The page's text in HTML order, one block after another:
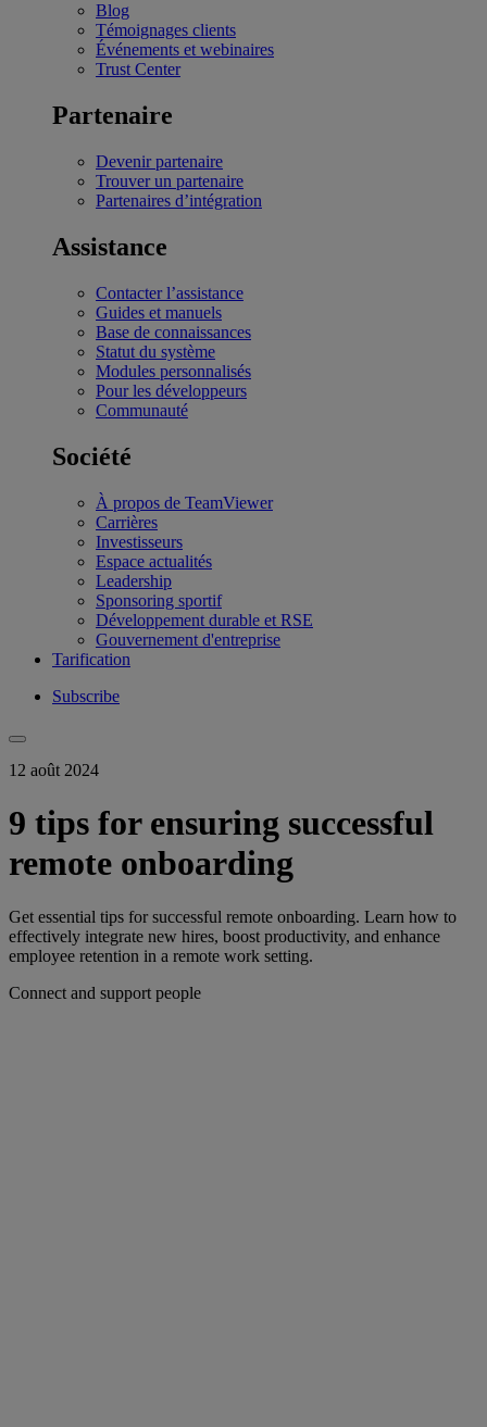
Blog
Témoignages clients
Événements et webinaires
Trust Center
Partenaire
Devenir partenaire
Trouver un partenaire
Partenaires d’intégration
Assistance
Contacter l’assistance
Guides et manuels
Base de connaissances
Statut du système
Modules personnalisés
Pour les développeurs
Communauté
Société
À propos de TeamViewer
Carrières
Investisseurs
Espace actualités
Leadership
Sponsoring sportif
Développement durable et RSE
Gouvernement d'entreprise
Tarification
Subscribe
12 août 2024
9 tips for ensuring successful
remote onboarding
Get essential tips for successful remote onboarding. Learn how to
effectively integrate new hires, boost productivity, and enhance
employee retention in a remote work setting.
Connect and support people